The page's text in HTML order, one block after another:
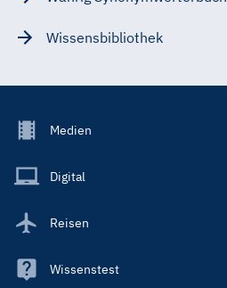
Wissensbibliothek
Footer
Main
Medien
Digital
Reisen
Wissenstest